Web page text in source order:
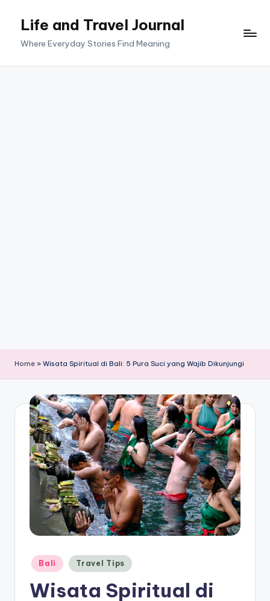
Life and Travel Journal
Where Everyday Stories Find Meaning
Home » Wisata Spiritual di Bali: 5 Pura Suci yang Wajib Dikunjungi
Posted
in
Bali Travel Tips
Wisata Spiritual di